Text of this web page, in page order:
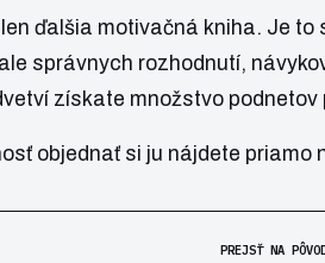
ďalšia motivačná kniha. Je to
správnych rozhodnutí,
získate množstvo
objednať si ju nájdete priamo
PREJSŤ NA